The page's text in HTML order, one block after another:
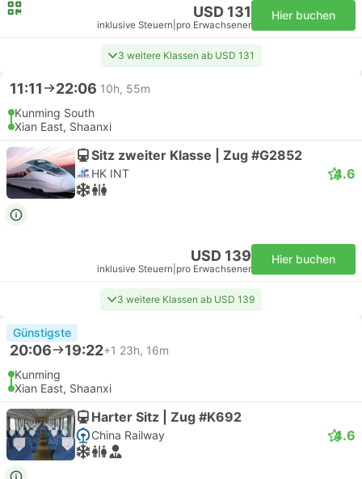
USD 131
inklusive Steuern pro Erwachsener
Hier buchen
3 weitere Klassen ab USD 131
11:11 22:06 10h, 55m
Kunming South
Xian East, Shaanxi
Sitz zweiter Klasse | Zug #G2852
HK INT 4.6
USD 139
inklusive Steuern pro Erwachsener
Hier buchen
3 weitere Klassen ab USD 139
Günstigste
20:06 19:22+1 23h, 16m
Kunming
Xian East, Shaanxi
Harter Sitz | Zug #K692
China Railway 4.6